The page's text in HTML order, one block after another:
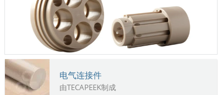
电气连接件
由TECAPEEK制成